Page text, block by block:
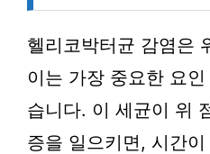
헬리코박터균 감염은
이는 가장 중요한 요
습니다. 이 세균이 위
증을 일으키면, 시간